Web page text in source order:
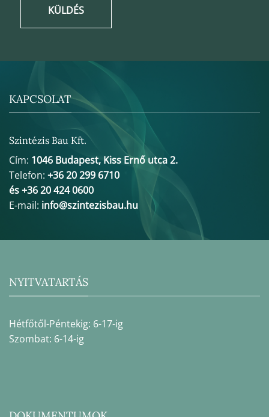
KÜLDÉS
KAPCSOLAT
Szintézis Bau Kft.
Cím: 1046 Budapest, Kiss Ernő utca 2.
Telefon: +36 20 299 6710
és +36 20 424 0600
E-mail: info@szintezisbau.hu
NYITVATARTÁS
Hétfőtől-Péntekig: 6-17-ig
Szombat: 6-14-ig